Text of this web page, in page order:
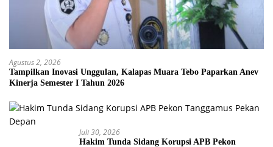
Agustus 2, 2026
Tampilkan Inovasi Unggulan, Kalapas Muara Tebo Paparkan Anev
Kinerja Semester I Tahun 2026
Juli 30, 2026
Hakim Tunda Sidang Korupsi APB Pekon